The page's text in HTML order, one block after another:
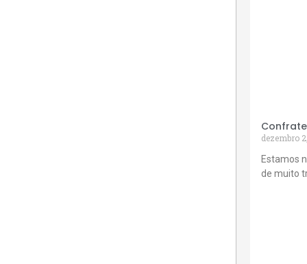
dezembro
Estamos
de muito